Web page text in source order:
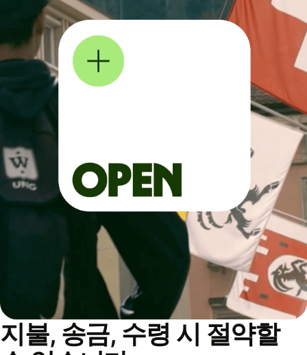
지불, 송금, 수령 시 절약할